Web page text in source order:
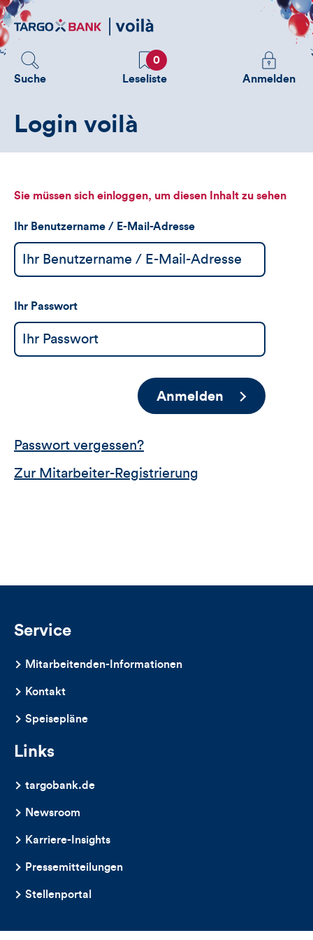
Direktlink
zum
Inhalt
Suche
Favoriten
0
Leseliste
Melden
Sie
sehen
Anmelden
Login voilà
Sie müssen sich einloggen, um diesen Inhalt zu sehen
Ihr Benutzername / E-Mail-Adresse
Ihr Passwort
Anmelden
Passwort vergessen?
Zur Mitarbeiter-Registrierung
Service
Mitarbeitenden-Informationen
Kontakt
Speisepläne
Links
targobank.de
Newsroom
Karriere-Insights
Pressemitteilungen
Stellenportal